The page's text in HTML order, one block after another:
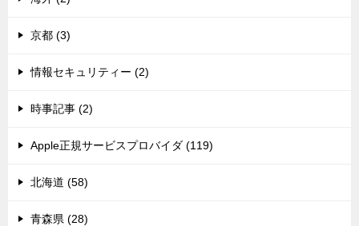
京都 (3)
情報セキュリティー (2)
時事記事 (2)
Apple正規サービスプロバイダ (119)
北海道 (58)
青森県 (28)